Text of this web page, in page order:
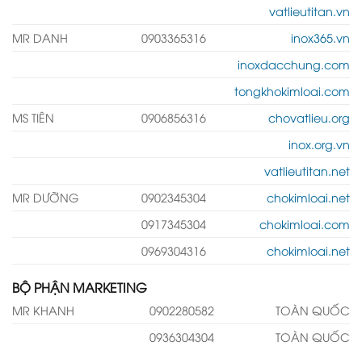
vatlieutitan.vn
MR DANH
0903365316
inox365.vn
inoxdacchung.com
tongkhokimloai.com
MS TIÊN
0906856316
chovatlieu.org
inox.org.vn
vatlieutitan.net
MR DƯỠNG
0902345304
chokimloai.net
0917345304
chokimloai.com
0969304316
chokimloai.net
BỘ PHẬN MARKETING
MR KHANH 0902280582
TOÀN QUỐC
0936304304
TOÀN QUỐC